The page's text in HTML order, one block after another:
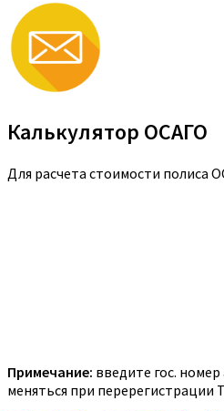
Калькулятор ОСАГО
Для расчета стоимости полиса
Примечание: введите гос.
меняться при перерегистрации